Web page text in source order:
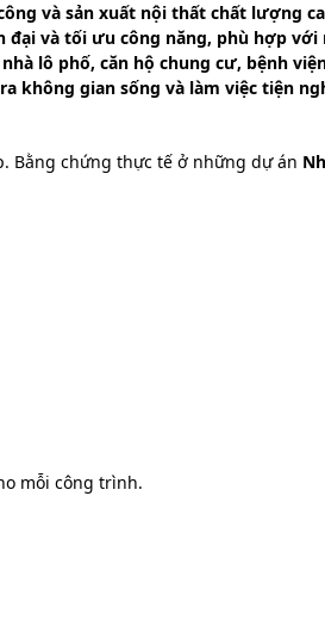
và sản xuất nội thất chất lượng
và tối ưu công năng, phù hợp với
lô phố, căn hộ chung cư, bệnh
không gian sống và làm việc tiện
Bằng chứng thực tế ở những dự án
mỗi công trình.